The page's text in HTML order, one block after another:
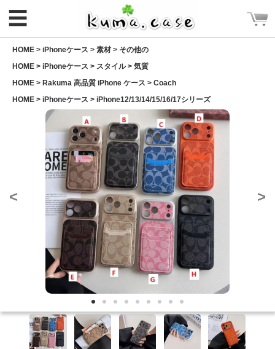
ログイン
新規会員登録
CATEGORY
ホーム
Rakuma iPhone ケース
Rakuma 高品質 財布
iPhoneケース
カップル人気
ケースDIY
新商品
☰
HOME > iPhoneケース > 素材 > その他の
HOME > iPhoneケース > スタイル> 気質
HOME > Rakuma 高品質 iPhone ケース > Coach
HOME > iPhoneケース > iPhone12/13/14/15/16/17シリーズ
< >